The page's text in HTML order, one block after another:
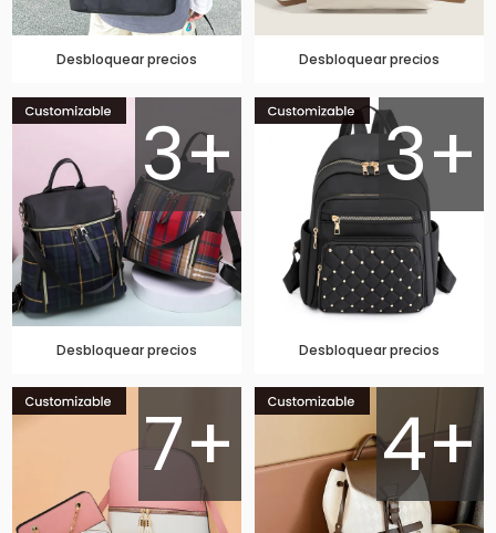
Desbloquear precios Desbloquear precios
3+
Desbloquear precios
3+
Desbloquear precios
7+ 4+